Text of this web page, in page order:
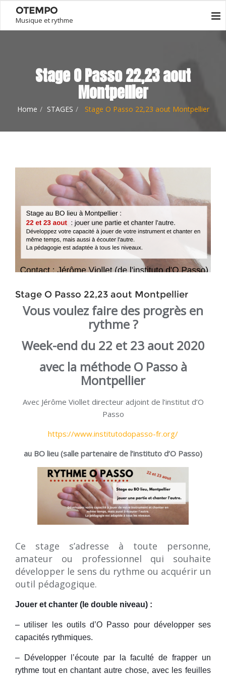
OTEMPO
Musique et rythme
Stage O Passo 22,23 aout
Montpellier
Home STAGES Stage O Passo 22,23 aout Montpellier
Stage O Passo 22,23 aout Montpellier
Vous voulez faire des progrès en
rythme ?
Week-end du 22 et 23 aout 2020
avec la méthodeO Passo à
Montpellier
Avec Jérôme Viollet directeur adjoint de l’institut d’O
Passo
https://www.institutodopasso-fr.org/
au BO lieu (salle partenaire de l’instituto d’O Passo)
Ce stage s’adresse à toute personne,
amateur ou professionnel qui souhaite
développer le sens du rythme ou acquérir un
outil pédagogique.
Jouer et chanter (le double niveau) :
– utiliser les outils d’O Passo pour développer ses
capacités rythmiques.
– Développer l’écoute par
la faculté de frapper un
rythme tout en chantant autre chose, avec les feuilles